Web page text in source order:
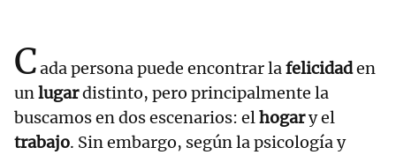
Cada persona puede encontrar lafelicidaden
unlugardistinto, pero principalmente la
buscamos en dos escenarios: elhogary el
trabajo. Sin embargo, según la psicología y